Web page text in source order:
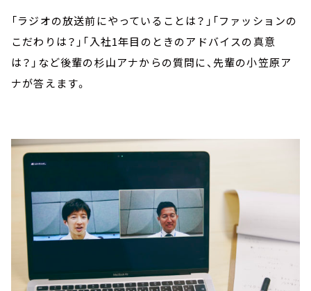
「ラジオの放送前にやっていることは？」「ファッションの
こだわりは？」「入社1年目のときのアドバイスの真意
は？」など後輩の杉山アナからの質問に、先輩の小笠原ア
ナが答えます。